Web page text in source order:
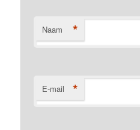
Naam *
E-mail *